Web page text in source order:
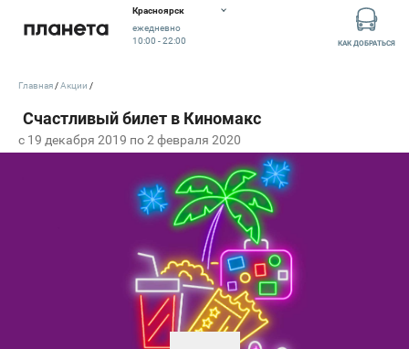
Красноярск
ежедневно
10:00 - 22:00
КАК ДОБРАТЬСЯ
c 19 декабря 2019 по 2 февраля 2020
Главная Акции